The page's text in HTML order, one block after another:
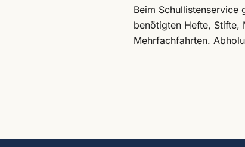
Beim Schullistenservice
benötigten Hefte, Stifte,
Mehrfachfahrten.